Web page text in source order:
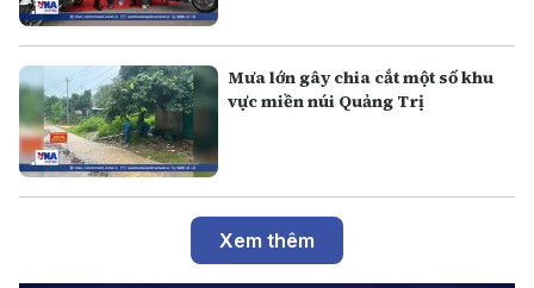
Mưa lớn gây chia cắt một số khu
vực miền núi Quảng Trị
Xem thêm